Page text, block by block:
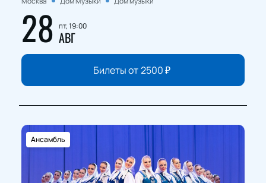
28 пт, 19:00
АВГ
Билеты от2500₽
Ансамбль